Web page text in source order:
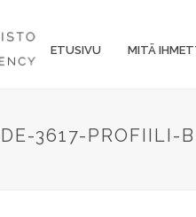
ETUSIVU MITÄ
3617-PROFIILI-